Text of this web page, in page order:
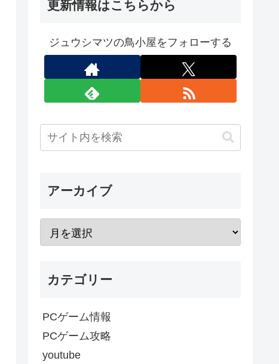
更新情報はこちらから
ジュウシマツの鳥小屋をフォローする
アーカイブ
カテゴリー
PCゲーム情報
PCゲーム攻略
youtube